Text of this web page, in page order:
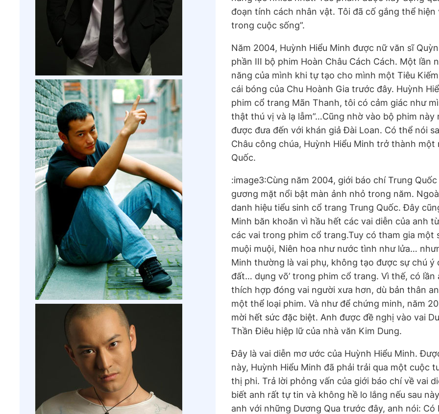
đoạn tính cách nhân vật. Tôi đã cố gắng thể
trong cuộc sống”.
Năm 2004, Huỳnh Hiểu Minh được nữ văn sĩ
phần III bộ phim Hoàn Châu Cách Cách. Một
năng của mình khi tự tạo cho mình một Tiêu
cái bóng của Chu Hoành Gia trước đây. Huỳnh
phim cổ trang Mãn Thanh, tôi có cảm giác như
thật thú vị và lạ lẫm”…Cũng nhờ vào bộ phim này
được đưa đến với khán giả Đài Loan. Có thể nói
Châu công chúa, Huỳnh Hiểu Minh trở thành
Quốc.
:image3:Cùng năm 2004, giới báo chí Trung
gương mặt nổi bật màn ảnh nhỏ trong năm.
danh hiệu tiểu sinh cổ trang Trung Quốc. Đây
Minh băn khoăn vì hầu hết các vai diễn của anh
các vai trong phim cổ trang.Tuy có tham gia một
muội muội, Niên hoa như nước tình như lửa…
Minh thường là vai phụ, không tạo được sự chú ý
đất… dụng võ’ trong phim cổ trang. Vì thế, có lần
thích hợp đóng vai người xưa hơn, dù bản thân
một thể loại phim. Và như để chứng minh, năm
mời hết sức đặc biệt. Anh được đề nghị vào vai
Thần Điêu hiệp lữ của nhà văn Kim Dung.
Đây là vai diễn mơ ước của Huỳnh Hiểu Minh.
này, Huỳnh Hiểu Minh đã phải trải qua một cuộc
thị phi. Trả lời phỏng vấn của giới báo chí về vai
biết anh rất tự tin và không hề lo lắng nếu sau này
anh với những Dương Qua trước đây, anh nói: